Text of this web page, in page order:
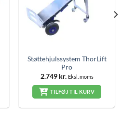
Støttehjulssystem ThorLift
Pro
2.749 kr. Eksl. moms
TILFØJ TIL KURV